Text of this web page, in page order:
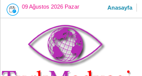
09 Ağustos 2026 Pazar Anasayfa